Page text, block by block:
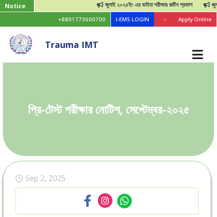
Notice জুলাই ২০২৫ইং এর ভাইবা পরীক্ষার রুটিন প্রকাশ জুলাই
+8801773600700 I-EMS LOGIN Apply Online
Trauma IMT
প্রি-টেস্ট পরীক্ষার নোটিশ, সেপ্টেম্বর-২০২৫
Sep 2, 2025